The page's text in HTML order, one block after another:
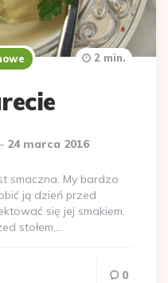
24 marca 2016
2 min.
smaczna. My bardzo
ją dzień przed
się jej smakiem.
stołem,…
0